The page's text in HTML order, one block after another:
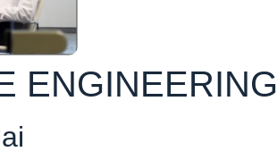
ENGINEERING